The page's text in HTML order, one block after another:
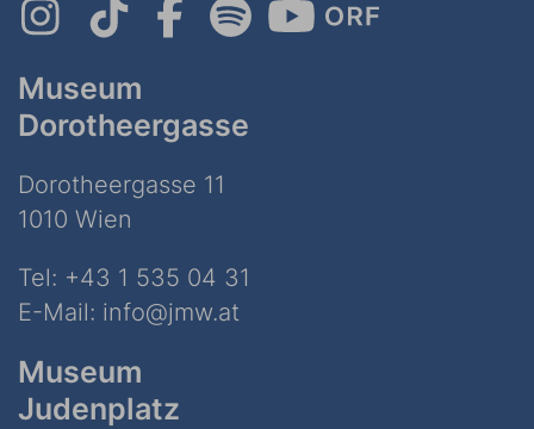
Museum
Dorotheergasse
Dorotheergasse 11
1010 Wien
Tel: +43 1 535 04 31
E-Mail: info@jmw.at
Museum
Judenplatz